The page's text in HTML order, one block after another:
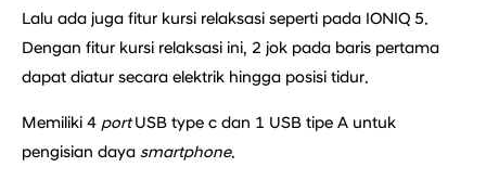
Lalu ada juga fitur kursi relaksasi seperti pada IONIQ 5.
Dengan fitur kursi relaksasi ini, 2 jok pada baris pertama
dapat diatur secara elektrik hingga posisi tidur.
Memiliki 4 portUSB type c dan 1 USB tipe A untuk
pengisian daya smartphone.